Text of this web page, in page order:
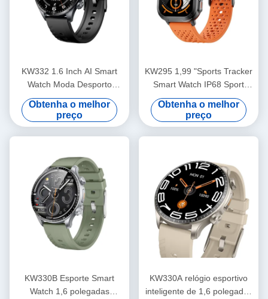
KW332 1.6 Inch AI Smart
Watch Moda Desporto
Saúde Frequência cardíaca
Smartwatch
Obtenha o melhor
preço
KW295 1,99 "Sports Tracker
Smart Watch IP68 Sport
Frequência cardíaca
Smartwatch à prova d'água
Obtenha o melhor
preço
KW330B Esporte Smart
Watch 1,6 polegadas
KW330A relógio esportivo
inteligente de 1,6 polegadas